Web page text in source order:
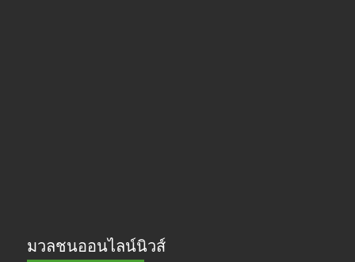
มวลชนออนไลน์นิวส์